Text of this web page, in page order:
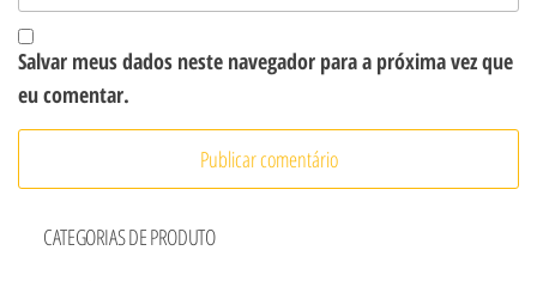
Salvar meus dados neste navegador para a próxima vez que
eu comentar.
CATEGORIAS DE PRODUTO